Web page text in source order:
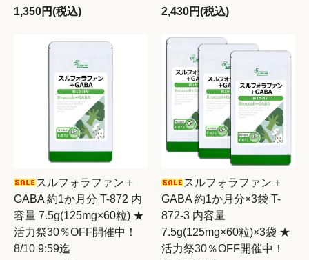
1,350円(税込)
2,430円(税込)
スルフォラファン＋
GABA 約1か月分 T-872 内
容量 7.5g(125mg×60粒) ★
活力祭30％OFF開催中！
8/10 9:59迄
スルフォラファン＋
GABA 約1か月分×3袋 T-
872-3 内容量
7.5g(125mg×60粒)×3袋 ★
活力祭30％OFF開催中！